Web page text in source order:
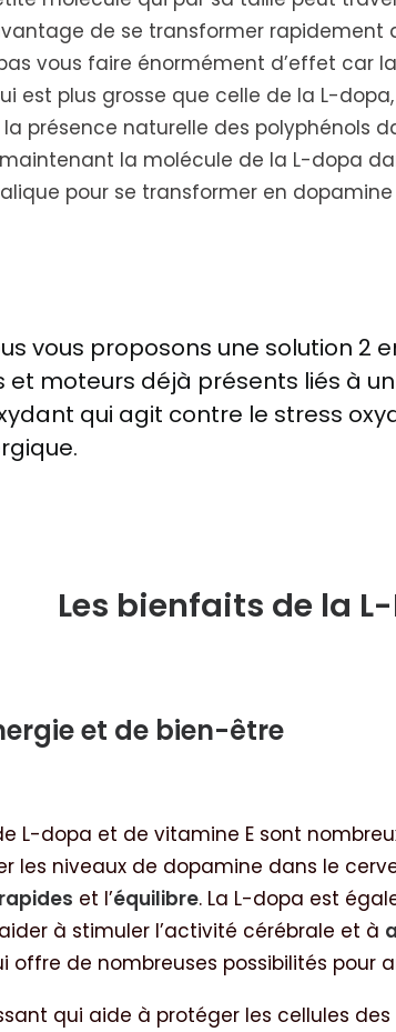
de se transformer rapidement
vous faire énormément d’effet car
est plus grosse que celle de la L-
présence naturelle des
la molécule de la L-dopa
pour se transformer en
vous proposons une solution 2
moteurs déjà présents liés à
qui agit contre le stress
Les bienfaits de la
et de bien-être
L-dopa et de vitamine E sont
les niveaux de dopamine dans le
rapides et l’équilibre. La L-dopa est
à stimuler l’activité cérébrale et à
de nombreuses possibilités pour
qui aide à protéger les cellules